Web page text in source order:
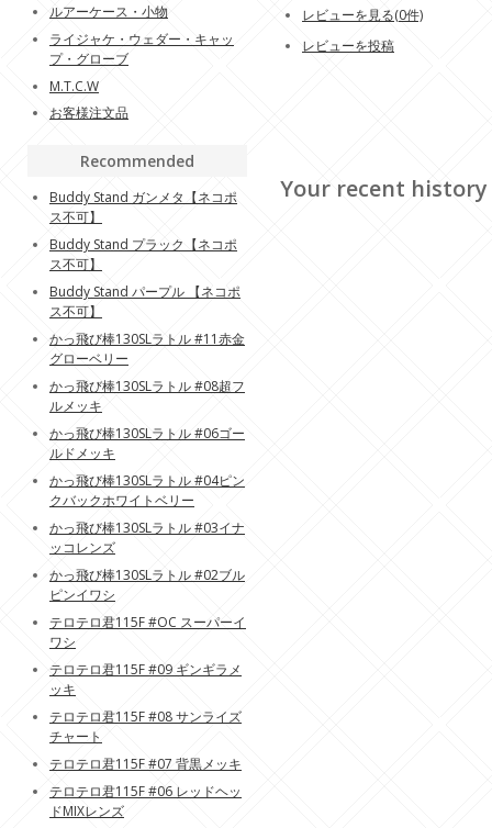
レビューを見る(0件)
レビューを投稿
Your recent history
ルアーケース・小物
ライジャケ・ウェダー・キャッ
プ・グローブ
M.T.C.W
お客様注文品
Recommended
Buddy Stand ガンメタ【ネコポ
ス不可】
Buddy Stand プラック【ネコポ
ス不可】
Buddy Stand パープル 【ネコポ
ス不可】
かっ飛び棒130SLラトル #11赤金
グローベリー
かっ飛び棒130SLラトル #08超フ
ルメッキ
かっ飛び棒130SLラトル #06ゴー
ルドメッキ
かっ飛び棒130SLラトル #04ピン
クバックホワイトベリー
かっ飛び棒130SLラトル #03イナ
ッコレンズ
かっ飛び棒130SLラトル #02ブル
ピンイワシ
テロテロ君115F #OC スーパーイ
ワシ
テロテロ君115F #09 ギンギラメ
ッキ
テロテロ君115F #08 サンライズ
チャート
テロテロ君115F #07 背黒メッキ
テロテロ君115F #06 レッドヘッ
ドMIXレンズ